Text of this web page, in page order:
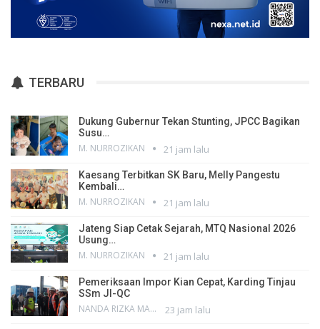
TERBARU
Dukung Gubernur Tekan Stunting, JPCC Bagikan
Susu…
M. NURROZIKAN 21 jam lalu
Kaesang Terbitkan SK Baru, Melly Pangestu
Kembali…
M. NURROZIKAN 21 jam lalu
Jateng Siap Cetak Sejarah, MTQ Nasional 2026
Usung…
M. NURROZIKAN 21 jam lalu
Pemeriksaan Impor Kian Cepat, Karding Tinjau
SSm JI-QC
NANDA RIZKA MAHENDRA 23 jam lalu